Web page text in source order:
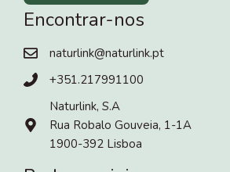
Encontrar-nos
naturlink@naturlink.pt
+351.217991100
Naturlink, S.A
Rua Robalo Gouveia, 1-1A
1900-392 Lisboa